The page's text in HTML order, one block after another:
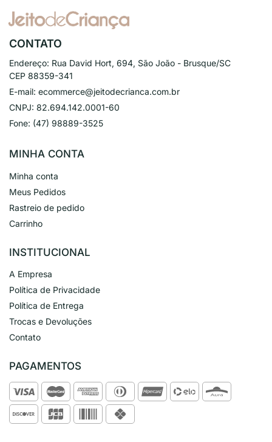
CONTATO
Endereço: Rua David Hort, 694, São João - Brusque/SC
CEP 88359-341
E-mail: ecommerce@jeitodecrianca.com.br
CNPJ: 82.694.142.0001-60
Fone: (47) 98889-3525
MINHA CONTA
Minha conta
Meus Pedidos
Rastreio de pedido
Carrinho
INSTITUCIONAL
A Empresa
Política de Privacidade
Política de Entrega
Trocas e Devoluções
Contato
PAGAMENTOS